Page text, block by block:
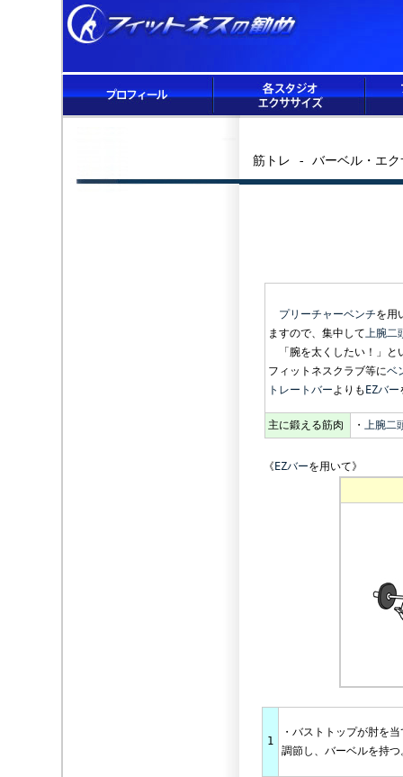
筋トレ - バーベル・エク
プリーチャーベンチを用
ますので、集中して上腕二
「腕を太くしたい！」と
フィットネスクラブ等にベ
トレートバーよりも EZバー
主に鍛える筋肉 ・ 上腕
《 EZバーを用いて》
1
・バストトップが肘を
調節し、バーベルを持つ